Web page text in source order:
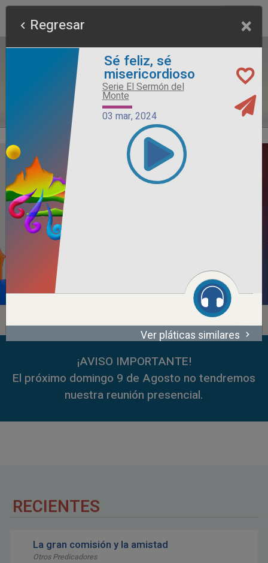
Alimento Sano
Serie Otros Predicadores
59:35
¡AVISO IMPORTANTE!
El próximo domingo 9 de Agosto no tendremos
nuestra reunión presencial.
RECIENTES
La gran comisión y la amistad
Otros Predicadores
Regresar ×
Sé feliz, sé
misericordioso
Serie El Sermón del
Monte
03 mar, 2024
00:00 52:16
Ver pláticas similares